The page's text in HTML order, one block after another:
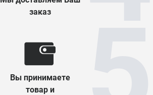
заказ
Вы принимаете
товар и